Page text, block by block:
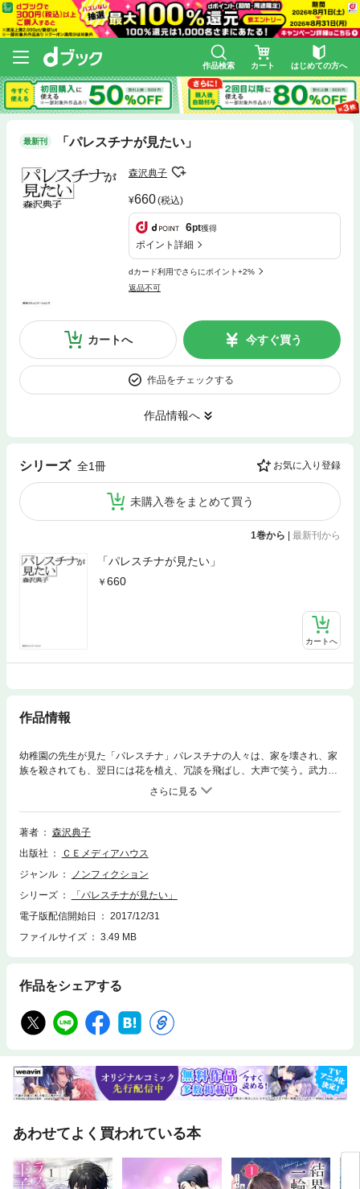
作品検索 カート はじめての方へ
最新刊 「パレスチナが見たい」
森沢典子
660(税込)
6pt獲得
ポイント詳細
dカード利用でさらにポイント+2%
返品不可
カートへ 今すぐ買う
作品をチェックする
作品情報へ
シリーズ 全1冊 お気に入り登録
未購入巻をまとめて買う
1巻から | 最新刊から
「パレスチナが見たい」
660
カートへ
作品情報
幼稚園の先生が見た「パレスチナ」パレスチナの人々は、家を壊され、家
族を殺されても、翌日には花を植え、冗談を飛ばし、大声で笑う。武力で
脅されても、この土地から動かないこと。そして子どもたちの教育をつづ
けること。それが私の見たパレスチナの「インティファーダ」だった。
人々は破壊された家にそのまま住みつづけていた。瓦礫となった玄関の前
でお茶をのむ女の子。2002年3月14日トゥルカレム難民キャンプ（森沢典
広く伝わり始めた。それは私たちジャーナリストにもできなかったことだ
った。正直なところ、彼女がこれだけのことを成し遂げるとは思っていな
――そこに向かった理由東エルサレム――イスラエルの中のパレスチナ人I
Iヨルダン川西岸へナブルス――無関心という攻撃ジェニン――生きること
エルサレム――それぞれの闇IV閉塞の地、ガザガザ――封印された悲しみ
著者
森沢典子
出版社
ＣＥメディアハウス
ジャンル
ノンフィクション
シリーズ
「パレスチナが見たい」
電子版配信開始日
2017/12/31
ファイルサイズ
3.49 MB
作品をシェアする
あわせてよく買われている本